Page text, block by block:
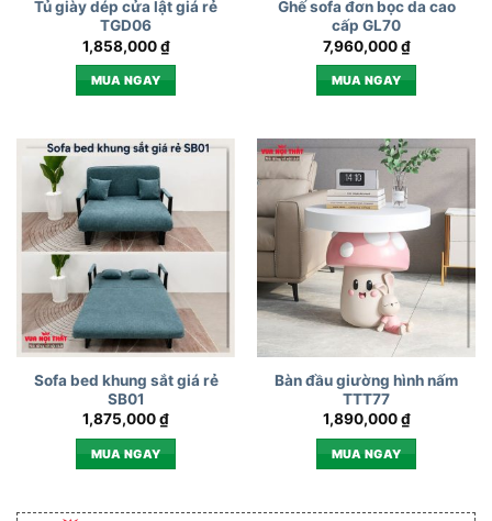
Tủ giày dép cửa lật giá rẻ
TGD06
1,858,000₫
MUA NGAY
Ghế sofa đơn bọc da cao
cấp GL70
7,960,000₫
MUA NGAY
Sofa bed khung sắt giá rẻ
SB01
1,875,000₫
MUA NGAY
Bàn đầu giường hình nấm
TTT77
1,890,000₫
MUA NGAY